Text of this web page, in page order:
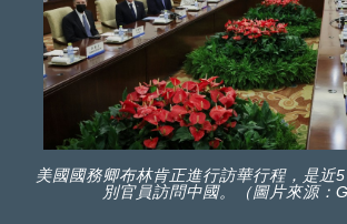
美國國務卿布林肯正進行訪華行程，是近
別官員訪問中國。（圖片來源：